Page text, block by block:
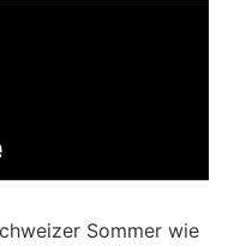
Sommer wie